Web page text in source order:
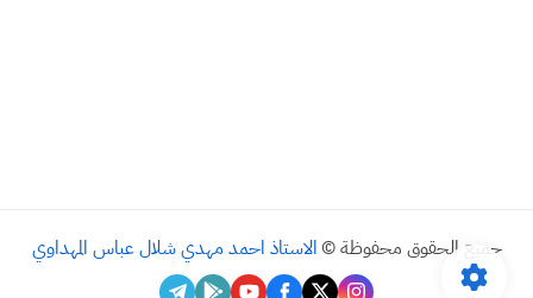
جميع الحقوق محفوظة © الاستاذ احمد مهدي شلال عباس المهداوي